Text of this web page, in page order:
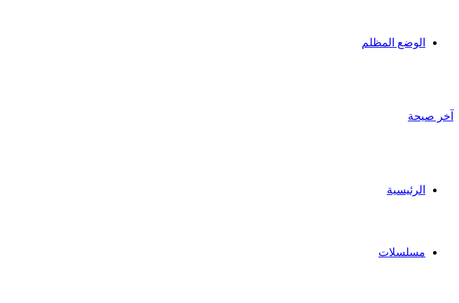
الوضع المظلم
آخر صيحة
الرئيسية
مسلسلات